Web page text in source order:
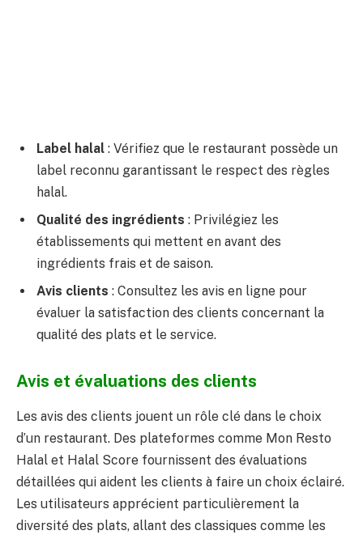
Label halal : Vérifiez que le restaurant possède un
label reconnu garantissant le respect des règles
halal.
Qualité des ingrédients : Privilégiez les
établissements qui mettent en avant des
ingrédients frais et de saison.
Avis clients : Consultez les avis en ligne pour
évaluer la satisfaction des clients concernant la
qualité des plats et le service.
Avis et évaluations des clients
Les avis des clients jouent un rôle clé dans le choix
d’un restaurant. Des plateformes comme Mon Resto
Halal et Halal Score fournissent des évaluations
détaillées qui aident les clients à faire un choix éclairé.
Les utilisateurs apprécient particulièrement la
diversité des plats, allant des classiques comme les